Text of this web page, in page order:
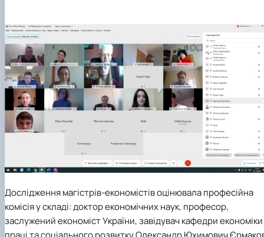
Дослідження магістрів-економістів оцінювала професійна
комісія у складі: доктор економічних наук, професор,
заслужений економіст України, завідувач кафедри економіки